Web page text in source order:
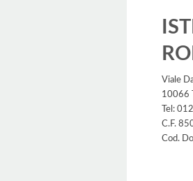
Viale
10066
Tel:
C.F.
Cod.